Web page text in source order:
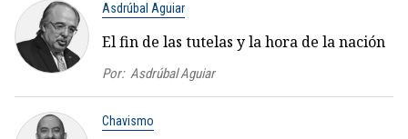
Asdrúbal Aguiar
El fin de las tutelas y la hora de la nación
Por: Asdrúbal Aguiar
Chavismo